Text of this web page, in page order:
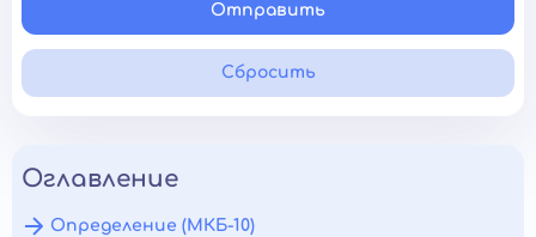
Отправить
Сбросить
Оглавление
Определение (МКБ-10)